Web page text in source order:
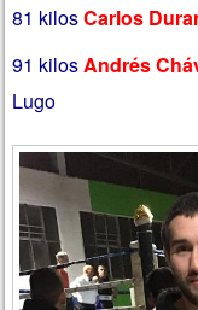
81 kilosCarlos
91 kilosAndrés
Lugo